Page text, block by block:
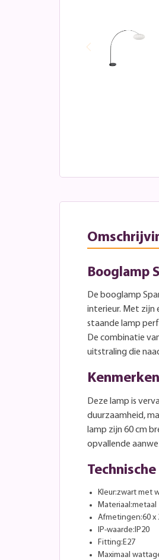
Booglamp
De booglamp
interieur. Met zijn
staande lamp
De combinatie
uitstraling die
Deze lamp is
duurzaamheid,
lamp zijn 60 cm
opvallende
Kleur:zwart met
Materiaal:metaal
Afmetingen:60 x
IP-waarde:IP20
Fitting:E27
Maximaal